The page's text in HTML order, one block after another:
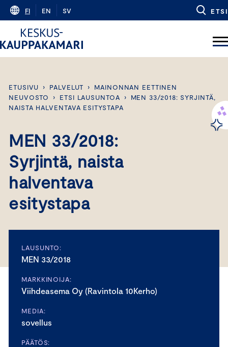
Skip
content
FI EN SV ETSI
ETUSIVU › PALVELUT ›
MAINONNAN EETTINEN
NEUVOSTO
› ETSI LAUSUNTOA ›
MEN 33/2018: SYRJINTÄ,
NAISTA HALVENTAVA ESITYSTAPA
MEN 33/2018:
Syrjintä, naista
halventava
esitystapa
LAUSUNTO:
MEN 33/2018
MARKKINOIJA:
Viihdeasema Oy (Ravintola 10Kerho)
MEDIA:
sovellus
PÄÄTÖS: